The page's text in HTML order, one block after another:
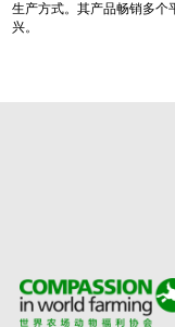
生产方式。其产品畅销多个
兴。